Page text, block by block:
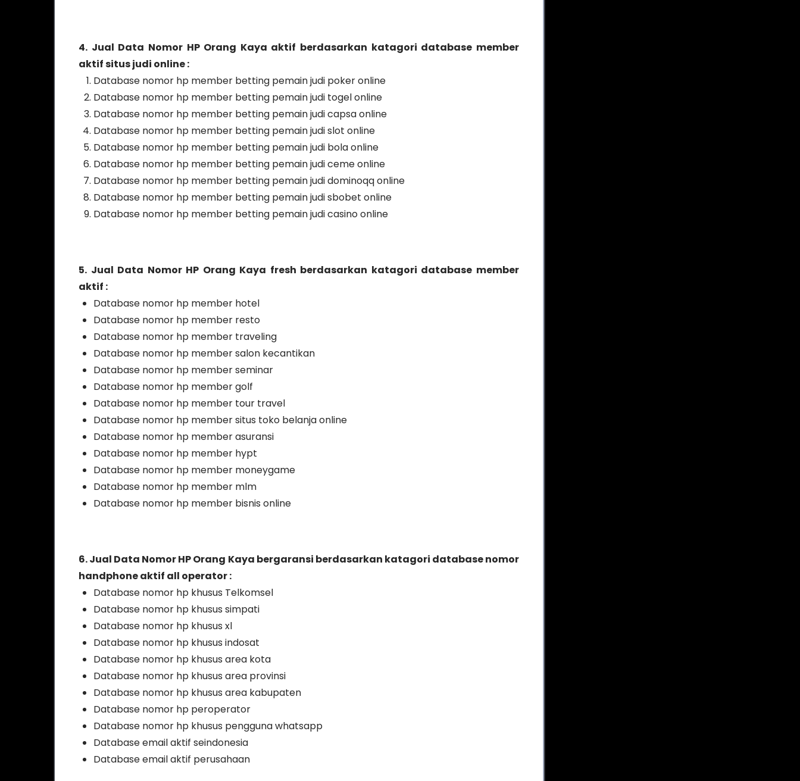
4. Jual Data Nomor HP Orang Kaya aktif berdasarkan katagori database member
aktif situs judi online :
Database nomor hp member betting pemain judi poker online
Database nomor hp member betting pemain judi togel online
Database nomor hp member betting pemain judi capsa online
Database nomor hp member betting pemain judi slot online
Database nomor hp member betting pemain judi bola online
Database nomor hp member betting pemain judi ceme online
Database nomor hp member betting pemain judi dominoqq online
Database nomor hp member betting pemain judi sbobet online
Database nomor hp member betting pemain judi casino online
5. Jual Data Nomor HP Orang Kaya fresh berdasarkan katagori database member
aktif :
Database nomor hp member hotel
Database nomor hp member resto
Database nomor hp member traveling
Database nomor hp member salon kecantikan
Database nomor hp member seminar
Database nomor hp member golf
Database nomor hp member tour travel
Database nomor hp member situs toko belanja online
Database nomor hp member asuransi
Database nomor hp member hypt
Database nomor hp member moneygame
Database nomor hp member mlm
Database nomor hp member bisnis online
6. Jual Data Nomor HP Orang Kaya bergaransi berdasarkan katagori database nomor
handphone aktif all operator :
Database nomor hp khusus Telkomsel
Database nomor hp khusus simpati
Database nomor hp khusus xl
Database nomor hp khusus indosat
Database nomor hp khusus area kota
Database nomor hp khusus area provinsi
Database nomor hp khusus area kabupaten
Database nomor hp peroperator
Database nomor hp khusus pengguna whatsapp
Database email aktif seindonesia
Database email aktif perusahaan